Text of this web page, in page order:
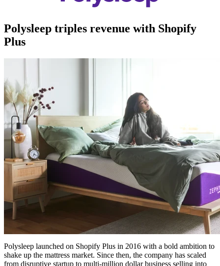
Polysleep triples revenue with Shopify
Plus
Polysleep launched on Shopify Plus in 2016 with a bold ambition to
shake up the mattress market. Since then, the company has scaled
from disruptive startup to multi-million dollar business selling into